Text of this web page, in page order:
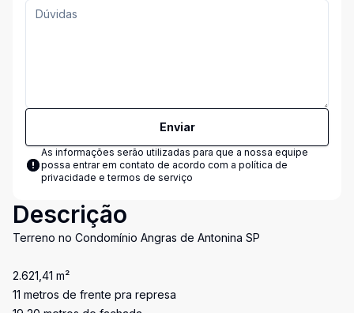
Enviar
As informações serão utilizadas para que a nossa equipe
possa entrar em contato de acordo com a política de
privacidade e termos de serviço
Descrição
Terreno no Condomínio Angras de Antonina SP
2.621,41 m²
11 metros de frente pra represa